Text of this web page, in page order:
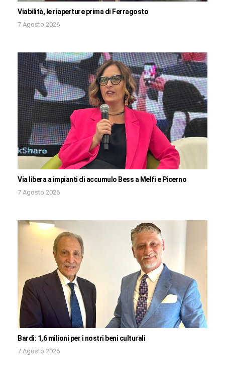
Viabilità, le riaperture prima di Ferragosto
7 Agosto 2026
Via libera a impianti di accumulo Bess a Melfi e Picerno
7 Agosto 2026
Bardi: 1,6 milioni per i nostri beni culturali
7 Agosto 2026